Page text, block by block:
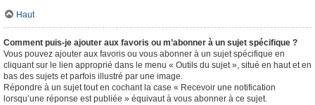
Haut
Comment puis-je ajouter aux favoris ou m’abonner à un sujet spécifique ?
Vous pouvez ajouter aux favoris ou vous abonner à un sujet spécifique en
cliquant sur le lien approprié dans le menu « Outils du sujet », situé en haut et en
bas des sujets et parfois illustré par une image.
Répondre à un sujet tout en cochant la case « Recevoir une notification
lorsqu’une réponse est publiée » équivaut à vous abonner à ce sujet.